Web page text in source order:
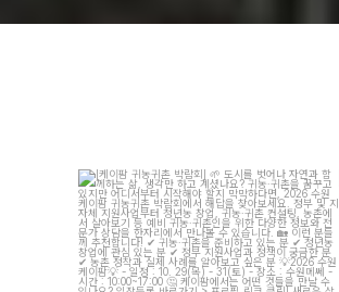
[케이팜 귀농귀촌 박람회]
도시를 벗어나 자연과 함
께하는 삶, 생각만 하고 계셨나요?...
4 4